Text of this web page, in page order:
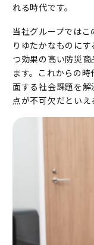
れる時代です。
当社グループでは
りゆたかなものに
つ効果の高い防災
ます。これからの
面する社会課題を
点が不可欠だといえ